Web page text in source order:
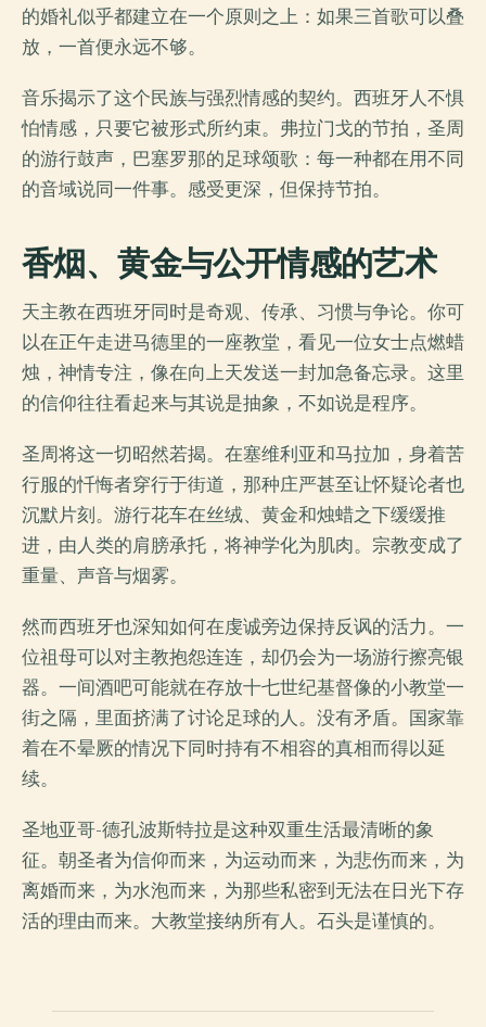
的婚礼似乎都建立在一个原则之上：如果三首歌可以叠
放，一首便永远不够。
音乐揭示了这个民族与强烈情感的契约。西班牙人不惧
怕情感，只要它被形式所约束。弗拉门戈的节拍，圣周
的游行鼓声，巴塞罗那的足球颂歌：每一种都在用不同
的音域说同一件事。感受更深，但保持节拍。
香烟、黄金与公开情感的艺术
天主教在西班牙同时是奇观、传承、习惯与争论。你可
以在正午走进马德里的一座教堂，看见一位女士点燃蜡
烛，神情专注，像在向上天发送一封加急备忘录。这里
的信仰往往看起来与其说是抽象，不如说是程序。
圣周将这一切昭然若揭。在塞维利亚和马拉加，身着苦
行服的忏悔者穿行于街道，那种庄严甚至让怀疑论者也
沉默片刻。游行花车在丝绒、黄金和烛蜡之下缓缓推
进，由人类的肩膀承托，将神学化为肌肉。宗教变成了
重量、声音与烟雾。
然而西班牙也深知如何在虔诚旁边保持反讽的活力。一
位祖母可以对主教抱怨连连，却仍会为一场游行擦亮银
器。一间酒吧可能就在存放十七世纪基督像的小教堂一
街之隔，里面挤满了讨论足球的人。没有矛盾。国家靠
着在不晕厥的情况下同时持有不相容的真相而得以延
续。
圣地亚哥-德孔波斯特拉是这种双重生活最清晰的象
征。朝圣者为信仰而来，为运动而来，为悲伤而来，为
离婚而来，为水泡而来，为那些私密到无法在日光下存
活的理由而来。大教堂接纳所有人。石头是谨慎的。